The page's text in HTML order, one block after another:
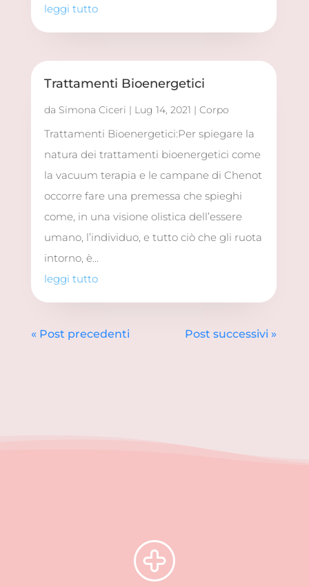
leggi tutto
Trattamenti Bioenergetici
da Simona Ciceri | Lug 14, 2021 | Corpo
Trattamenti Bioenergetici:Per spiegare la
natura dei trattamenti bioenergetici come
la vacuum terapia e le campane di Chenot
occorre fare una premessa che spieghi
come, in una visione olistica dell’essere
umano, l’individuo, e tutto ciò che gli ruota
intorno, è...
leggi tutto
« Post precedenti Post successivi »